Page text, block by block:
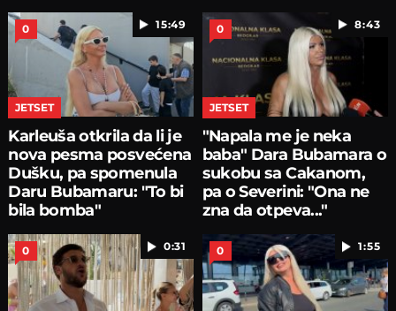
15:49
0
JETSET
Karleuša otkrila da li je
nova pesma posvećena
Dušku, pa spomenula
Daru Bubamaru: "To bi
bila bomba"
8:43
0
JETSET
"Napala me je neka
baba" Dara Bubamara o
sukobu sa Cakanom,
pa o Severini: "Ona ne
zna da otpeva..."
0:31
0 1:55
0